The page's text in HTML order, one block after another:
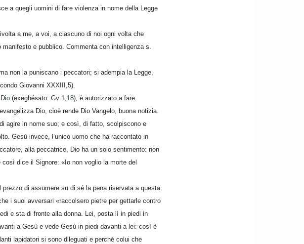
a quegli uomini di fare violenza in nome della Legge
a me, a voi, a ciascuno di noi ogni volta che
e pubblico. Commenta con intelligenza s.
non la puniscano i peccatori; si adempia la Legge,
Giovanni XXXIII,5).
(exeghésato: Gv 1,18), è autorizzato a fare
Dio, cioè rende Dio Vangelo, buona notizia.
agire in nome suo; e così, di fatto, scolpiscono e
Gesù invece, l’unico uomo che ha raccontato in
alla peccatrice, Dio ha un solo sentimento: non
dice il Signore: «Io non voglio la morte del
di assumere su di sé la pena riservata a questa
i suoi avversari «raccolsero pietre per gettarle contro
e sta di fronte alla donna. Lei, posta lì in piedi in
a Gesù e vede Gesù in piedi davanti a lei: così è
lapidatori si sono dileguati e perché colui che